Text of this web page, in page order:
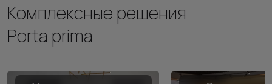
Комплексные решения
Porta prima